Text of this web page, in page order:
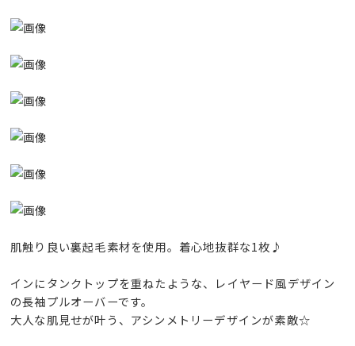
肌触り良い裏起毛素材を使用。着心地抜群な1枚♪
インにタンクトップを重ねたような、レイヤード風デザイン
の長袖プルオーバーです。
大人な肌見せが叶う、アシンメトリーデザインが素敵☆